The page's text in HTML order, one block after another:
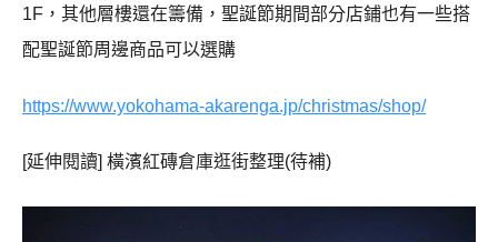
1F，其他層樓還在籌備，聖誕節期間部分店鋪也有一些搭
配聖誕節周邊商品可以選購
https://www.yokohama-akarenga.jp/christmas/shop/
[延伸閱讀] 橫濱紅磚倉庫逛街整理(待補)